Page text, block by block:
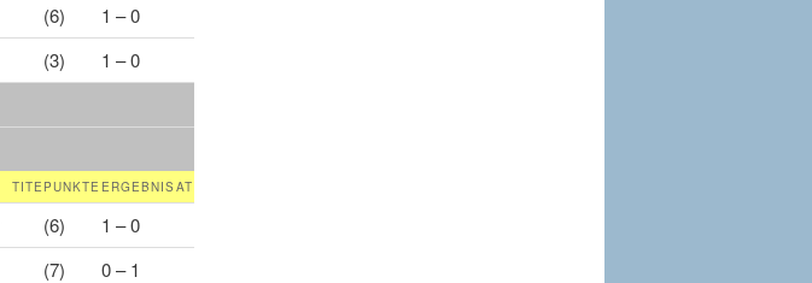
(6)
1 – 0
(3) 1 – 0
TITE PUNKTE ERGEBNISAT
(6)
1 – 0
(7)
0 – 1